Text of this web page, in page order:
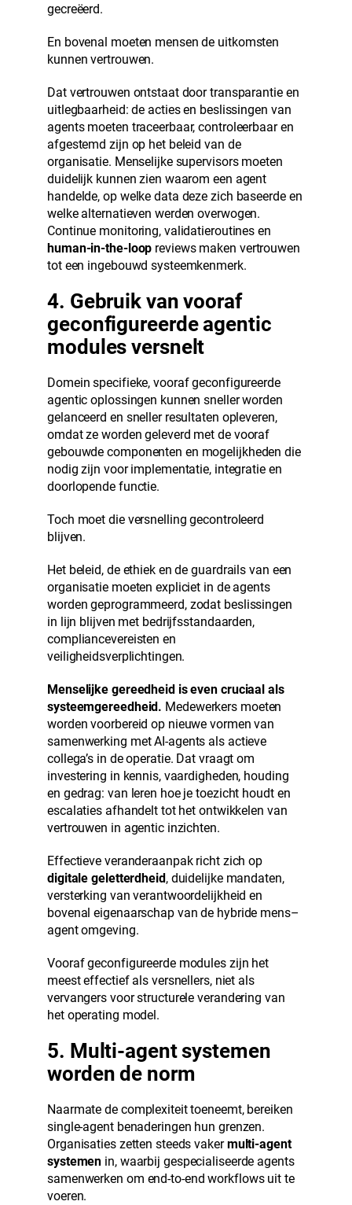
gecreëerd.
En bovenal moeten mensen de uitkomsten
kunnen vertrouwen.
Dat vertrouwen ontstaat door transparantie en
uitlegbaarheid: de acties en beslissingen van
agents moeten traceerbaar, controleerbaar en
afgestemd zijn op het beleid van de
organisatie. Menselijke supervisors moeten
duidelijk kunnen zien waarom een agent
handelde, op welke data deze zich baseerde en
welke alternatieven werden overwogen.
Continue monitoring, validatieroutines en
human-in-the-loop reviews maken vertrouwen
tot een ingebouwd systeemkenmerk.
4. Gebruik van vooraf
geconfigureerde agentic
modules versnelt
Domein specifieke, vooraf geconfigureerde
agentic oplossingen kunnen sneller worden
gelanceerd en sneller resultaten opleveren,
omdat ze worden geleverd met de vooraf
gebouwde componenten en mogelijkheden die
nodig zijn voor implementatie, integratie en
doorlopende functie.
Toch moet die versnelling gecontroleerd
blijven.
Het beleid, de ethiek en de guardrails van een
organisatie moeten expliciet in de agents
worden geprogrammeerd, zodat beslissingen
in lijn blijven met bedrijfsstandaarden,
compliancevereisten en
veiligheidsverplichtingen.
Menselijke gereedheid is even cruciaal als
systeemgereedheid. Medewerkers moeten
worden voorbereid op nieuwe vormen van
samenwerking met AI-agents als actieve
collega’s in de operatie. Dat vraagt om
investering in kennis, vaardigheden, houding
en gedrag: van leren hoe je toezicht houdt en
escalaties afhandelt tot het ontwikkelen van
vertrouwen in agentic inzichten.
Effectieve veranderaanpak richt zich op
digitale geletterdheid, duidelijke mandaten,
versterking van verantwoordelijkheid en
bovenal eigenaarschap van de hybride mens–
agent omgeving.
Vooraf geconfigureerde modules zijn het
meest effectief als versnellers, niet als
vervangers voor structurele verandering van
het operating model.
5. Multi-agent systemen
worden de norm
Naarmate de complexiteit toeneemt, bereiken
single-agent benaderingen hun grenzen.
Organisaties zetten steeds vakermulti-agent
systemen in, waarbij gespecialiseerde agents
samenwerken om end-to-end workflows uit te
voeren.